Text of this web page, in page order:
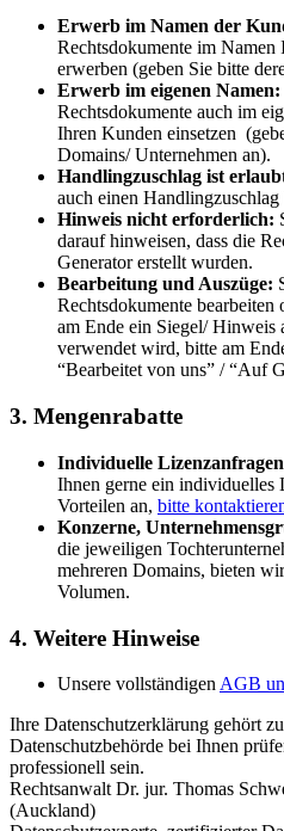
Erwerb im Namen der
Rechtsdokumente im
erwerben (geben Sie bitte
Erwerb im eigenen Namen:
Rechtsdokumente auch im
Ihren Kunden einsetzen
Domains/ Unternehmen an).
Handlingzuschlag ist
auch einen Handlingzuschlag
Hinweis nicht erforderlich:
darauf hinweisen, dass die
Generator erstellt wurden.
Bearbeitung und Auszüge:
Rechtsdokumente
am Ende ein Siegel/ Hinweis
verwendet wird, bitte am
“Bearbeitet von uns” / “Auf
3. Mengenrabatte
Individuelle
Ihnen gerne ein individuelles
Vorteilen an, bitte
Konzerne,
die jeweiligen
mehreren Domains, bieten
Volumen.
4. Weitere Hinweise
Unsere vollständigen AGB
Ihre Datenschutzerklärung gehört
Datenschutzbehörde bei Ihnen
professionell sein.
Rechtsanwalt Dr. jur. Thomas
(Auckland)